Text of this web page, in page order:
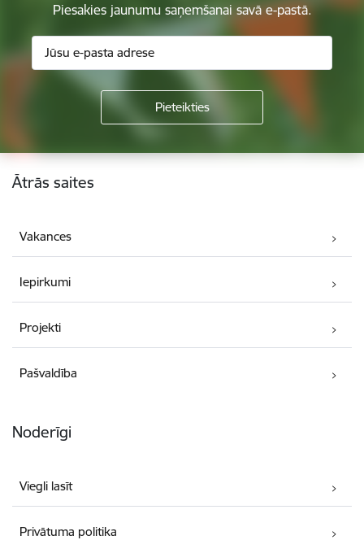
Piesakies jaunumu saņemšanai savā e-pastā.
Kājene
Ātrās saites
Vakances
Iepirkumi
Projekti
Pašvaldība
Noderīgi
Viegli lasīt
Privātuma politika